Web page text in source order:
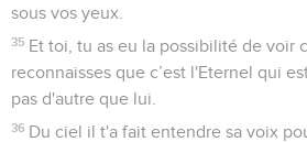
sous vos yeux.
35 Et toi, tu as eu la possibilité de voir
reconnaisses que c’est l'Eternel qui
pas d'autre que lui.
36 Du ciel il t'a fait entendre sa voix